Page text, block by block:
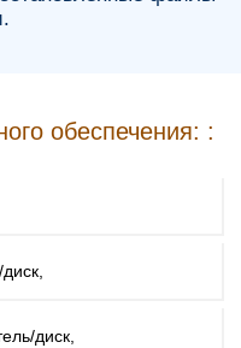
обеспечения: :
диск,